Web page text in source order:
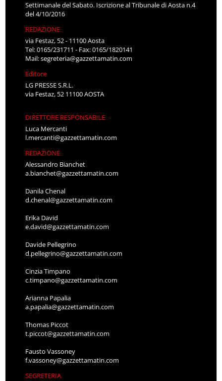
Settimanale del Sabato. Iscrizione al Tribunale di Aosta n.4
del 4/10/2016
REDAZIONE
via Festaz, 52 - 11100 Aosta
Tel: 0165/231711 - Fax: 0165/1820141
Mail:segreteria@gazzettamatin.com
Editore
LG PRESSE S.R.L.
via Festaz, 52 11100 AOSTA
DIRETTORE RESPONSABILE
Luca Mercanti
l.mercanti@gazzettamatin.com
REDAZIONE
Alessandro Bianchet
a.bianchet@gazzettamatin.com
Danila Chenal
d.chenal@gazzettamatin.com
Erika David
e.david@gazzettamatin.com
Davide Pellegrino
d.pellegrino@gazzettamatin.com
Cinzia Timpano
c.timpano@gazzettamatin.com
Arianna Papalia
a.papalia@gazzettamatin.com
Thomas Piccot
t.piccot@gazzettamatin.com
Fausto Vassoney
f.vassoney@gazzettamatin.com
SEGRETERIA